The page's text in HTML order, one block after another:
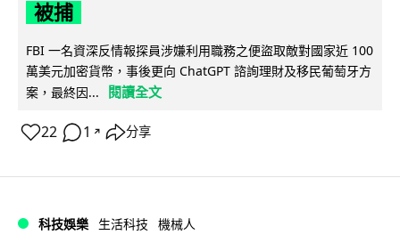
被捕
FBI 一名資深反情報探員涉嫌利用職務之便盜取敵對國家近 100
萬美元加密貨幣，事後更向 ChatGPT 諮詢理財及移民葡萄牙方
案，最終因...
閱讀全文
22 1 ↗ 分享
科技娛樂 生活科技 機械人